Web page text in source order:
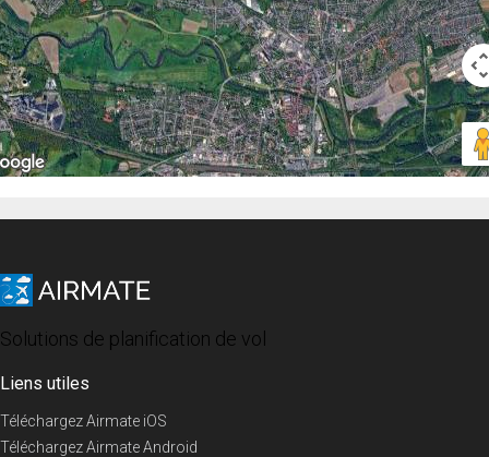
Solutions de planification de vol
Liens utiles
Téléchargez Airmate iOS
Téléchargez Airmate Android